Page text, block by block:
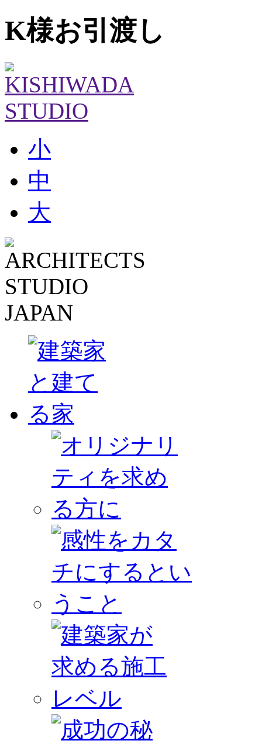
K様お引渡し
小
中
大